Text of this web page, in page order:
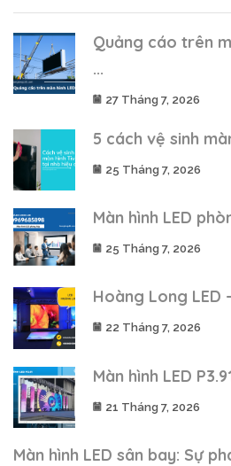
Quảng cáo trên
...
27 Tháng 7, 2026
5 cách vệ sinh
25 Tháng 7, 2026
Màn hình LED
25 Tháng 7, 2026
Hoàng Long LED
22 Tháng 7, 2026
Màn hình LED
21 Tháng 7, 2026
Màn hình LED sân bay: Sự